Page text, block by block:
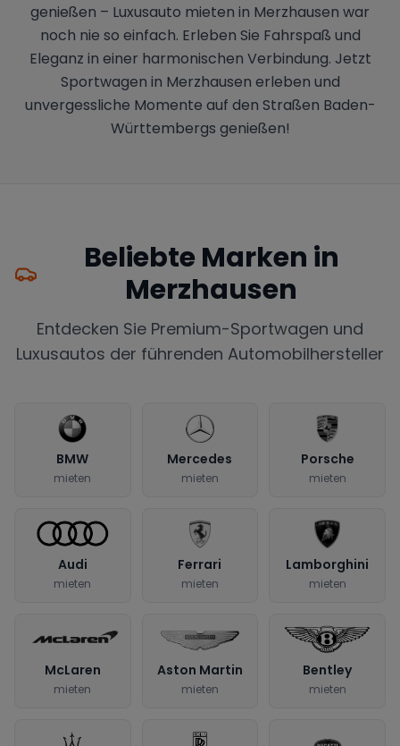
genießen – Luxusauto mieten in Merzhausen war
noch nie so einfach. Erleben Sie Fahrspaß und
Eleganz in einer harmonischen Verbindung. Jetzt
Sportwagen in Merzhausen erleben und
unvergessliche Momente auf den Straßen Baden-
Württembergs genießen!
Beliebte Marken in
Merzhausen
Entdecken Sie Premium-Sportwagen und
Luxusautos der führenden Automobilhersteller
BMW
mieten
Mercedes
mieten
Porsche
mieten
Audi
mieten
Ferrari
mieten
Lamborghini
mieten
McLaren
mieten
Aston Martin
mieten
Bentley
mieten